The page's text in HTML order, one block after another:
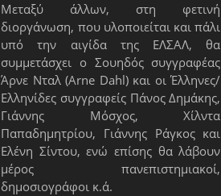
Μεταξύ άλλων, στη φετινή
διοργάνωση, που υλοποιείται και πάλι
υπό την αιγίδα της ΕΛΣΑΛ, θα
συμμετάσχει ο Σουηδός συγγραφέας
Άρνε Νταλ (Arne Dahl) και οι Έλληνες/
Ελληνίδες συγγραφείς Πάνος Δημάκης,
Γιάννης Μόσχος, Χίλντα
Παπαδημητρίου, Γιάννης Ράγκος και
Ελένη Σίντου, ενώ επίσης θα λάβουν
μέρος πανεπιστημιακοί,
δημοσιογράφοι κ.ά.